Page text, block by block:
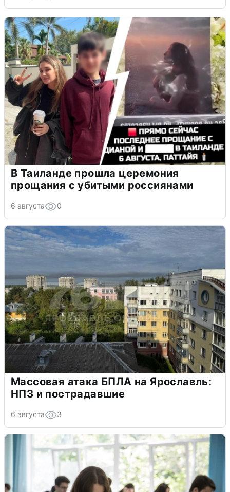
В Таиланде прошла церемония
прощания с убитыми россиянами
6 августа 0
Массовая атака БПЛА на Ярославль:
НПЗ и пострадавшие
6 августа 3